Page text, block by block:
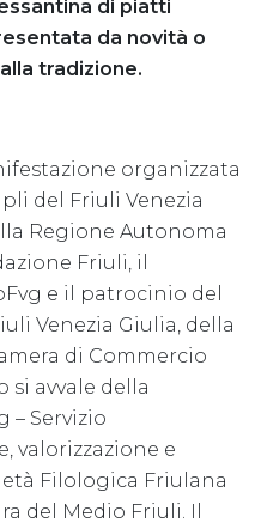
di piatti
da novità o
tradizione.
organizzata
del Friuli Venezia
Regione Autonoma
Friuli, il
e il patrocinio del
Venezia Giulia, della
di Commercio
si avvale della
– Servizio
valorizzazione e
Filologica Friulana
del Medio Friuli. Il